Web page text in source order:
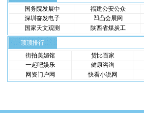
国务院发展中
福建公安公众
深圳奋发电子
凹凸会展网
国家天文观测
陕西省煤炭工
顶顶排行
街拍美媚馆
货比百家
一起吧娱乐
健康咨询
网资门户网
快看小说网